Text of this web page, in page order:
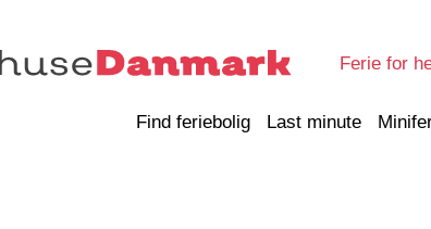
Ferie for
Find feriebolig Last minute